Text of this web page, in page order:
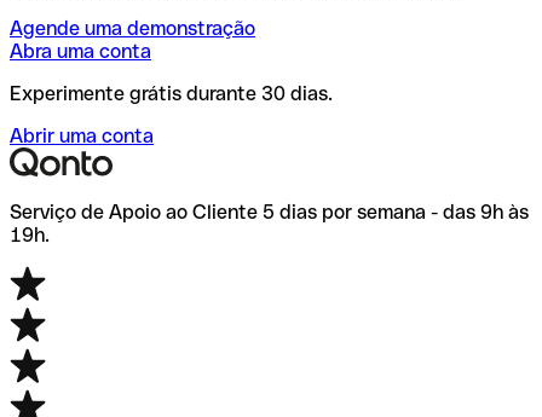
Agende uma demonstração
Abra uma conta
Experimente grátis durante 30 dias.
Abrir uma conta
Serviço de Apoio ao Cliente 5 dias por semana - das 9h às
19h.